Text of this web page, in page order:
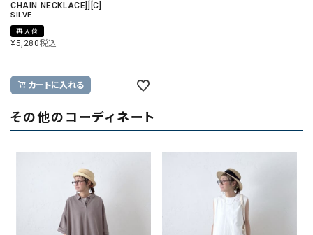
CHAIN NECKLACE]][C]
SILVE
再入荷
¥5,280税込
カートに入れる
その他のコーディネート